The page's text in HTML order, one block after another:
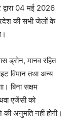
04 मई 2026
की सभी जेलों के
ड्रोन, मानव रहित
विमान तथा अन्य
बिना सक्षम
एजेंसी को
की अनुमति नहीं होगी।